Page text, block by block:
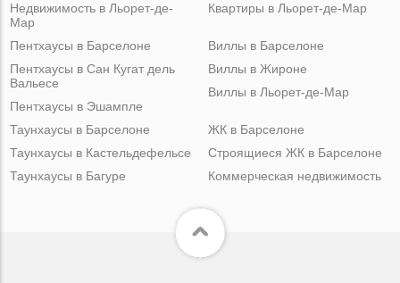
Недвижимость в Льорет-де-
Мар
Квартиры в Льорет-де-Мар
Пентхаусы в Барселоне
Пентхаусы в Сан Кугат дель
Вальесе
Пентхаусы в Эшампле
Виллы в Барселоне
Виллы в Жироне
Виллы в Льорет-де-Мар
Таунхаусы в Барселоне
Таунхаусы в Кастельдефельсе
Таунхаусы в Багуре
ЖК в Барселоне
Строящиеся ЖК в Барселоне
Коммерческая недвижимость